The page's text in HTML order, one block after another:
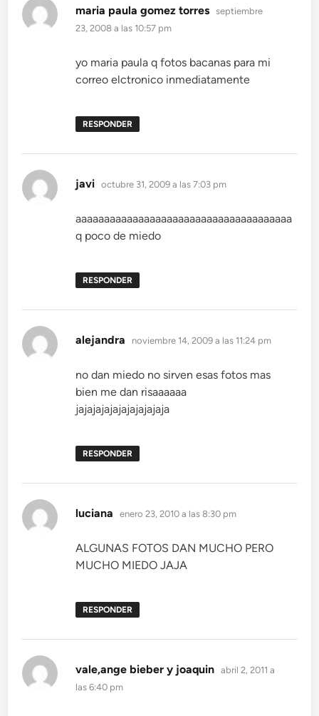
maria paula gomez torres dice:
septiembre
23, 2008 a las 10:57 pm
yo maria paula q fotos bacanas para mi
correo elctronico inmediatamente
RESPONDER
javi dice:
octubre 31, 2009 a las 7:03 pm
aaaaaaaaaaaaaaaaaaaaaaaaaaaaaaaaaaaaaa
q poco de miedo
RESPONDER
alejandra dice:
noviembre 14, 2009 a las 11:24 pm
no dan miedo no sirven esas fotos mas
bien me dan risaaaaaa
jajajajajajajajajajaja
RESPONDER
luciana dice:
enero 23, 2010 a las 8:30 pm
ALGUNAS FOTOS DAN MUCHO PERO
MUCHO MIEDO JAJA
RESPONDER
vale,ange bieber y joaquin dice:
abril 2, 2011 a
las 6:40 pm